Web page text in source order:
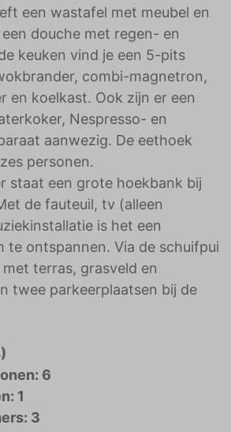
een wastafel met meubel en
douche met regen- en
keuken vind je een 5-pits
combi-magnetron,
en koelkast. Ook zijn er een
Nespresso- en
aanwezig. De eethoek
personen.
staat een grote hoekbank bij
de fauteuil, tv (alleen
is het een
te ontspannen. Via de schuifpui
terras, grasveld en
twee parkeerplaatsen bij de
6
1
3